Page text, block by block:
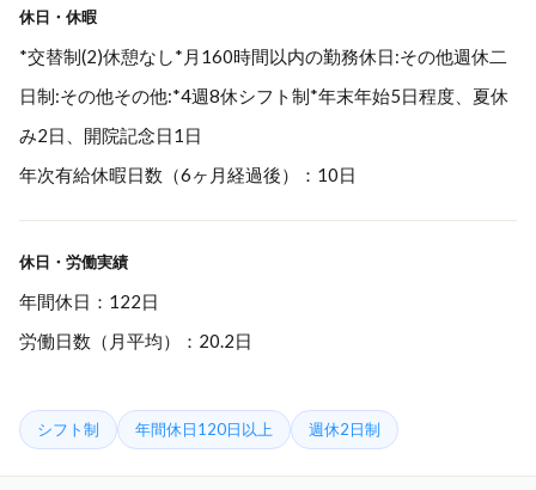
休日・休暇
*交替制(2)休憩なし*月160時間以内の勤務休日:その他週休二
日制:その他その他:*4週8休シフト制*年末年始5日程度、夏休
み2日、開院記念日1日
年次有給休暇日数（6ヶ月経過後）：10日
休日・労働実績
年間休日：122日
労働日数（月平均）：20.2日
シフト制 年間休日120日以上 週休2日制